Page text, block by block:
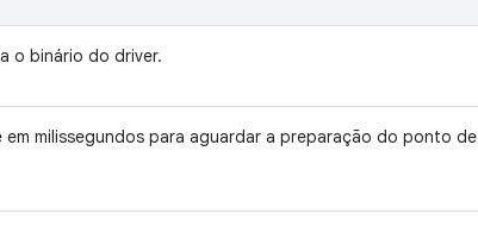
o binário do driver.
em milissegundos para aguardar a preparação do ponto de